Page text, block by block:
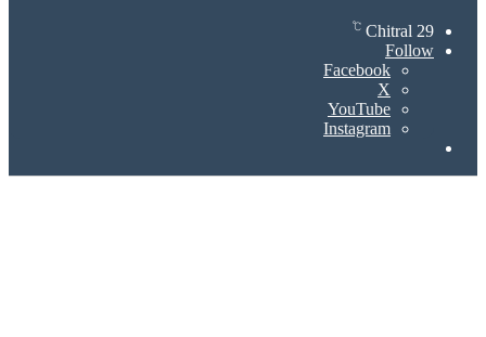
Chitral 29
℃
Follow
Facebook
X
YouTube
Instagram